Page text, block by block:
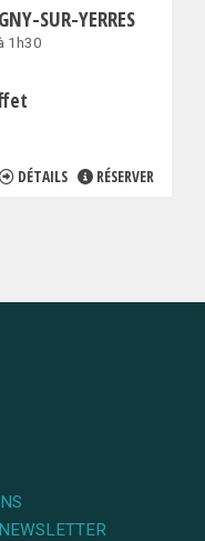
SUR-YERRES
1h30
DÉTAILS RÉSERVER